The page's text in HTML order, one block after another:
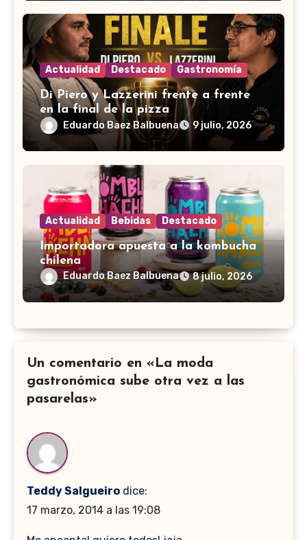
Actualidad Destacado Gastronomía
Di Piero y Lazzerini frente a frente
en la final de la pizza
Eduardo Baez Balbuena 9 julio, 2026
Actualidad Bebidas Destacado
Importadora apuesta a la kombucha
chilena
Eduardo Baez Balbuena 8 julio, 2026
Un comentario en «La moda
gastronómica sube otra vez a las
pasarelas»
Teddy Salgueiro dice:
17 marzo, 2014 a las 19:08